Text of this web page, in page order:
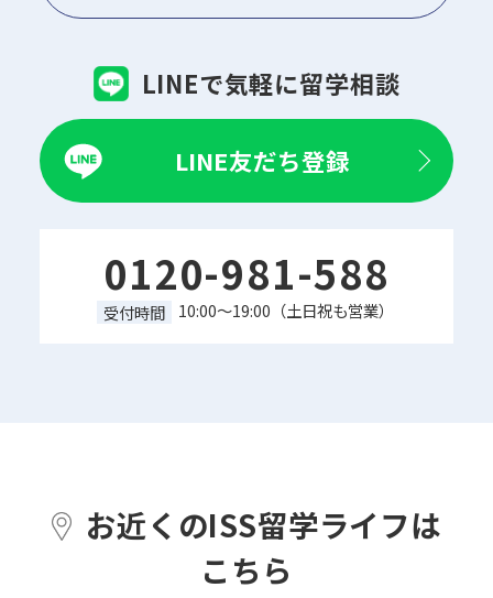
LINEで気軽に留学相談
LINE友だち登録
0120-981-588
受付時間 10:00～19:00（土日祝も営業）
お近くのISS留学ライフは
こちら